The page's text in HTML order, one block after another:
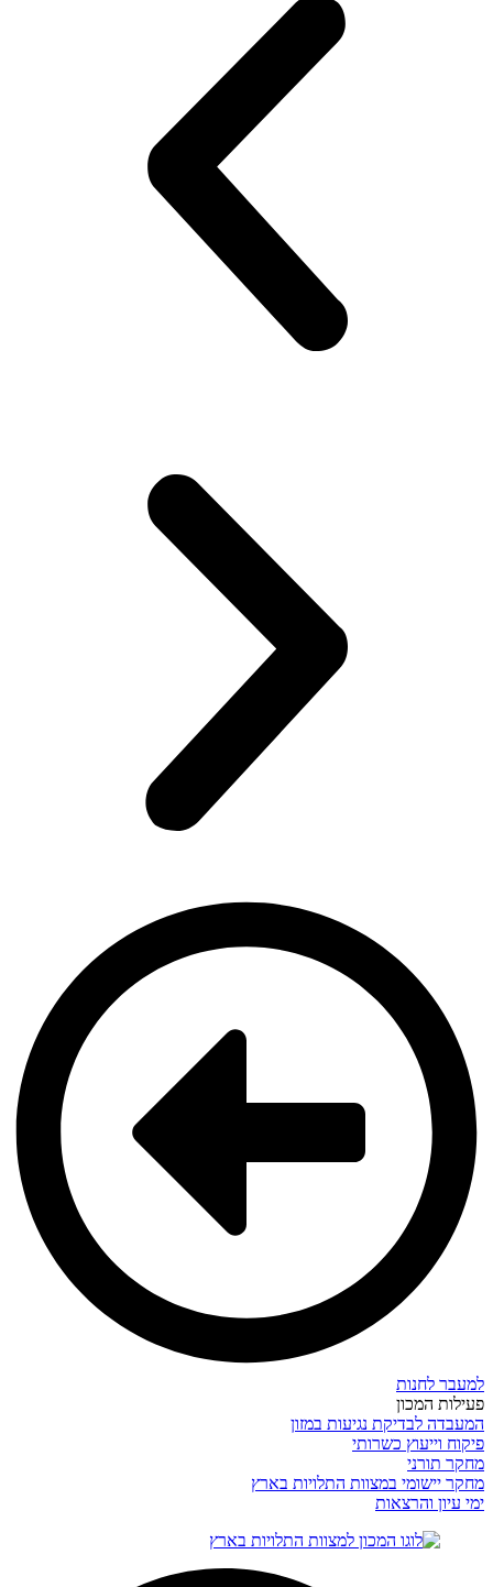
למעבר לחנות
פעילות המכון
המעבדה לבדיקת נגיעות במזון
פיקוח וייעוץ כשרותי
מחקר תורני
מחקר יישומי במצוות התלויות בארץ
ימי עיון והרצאות